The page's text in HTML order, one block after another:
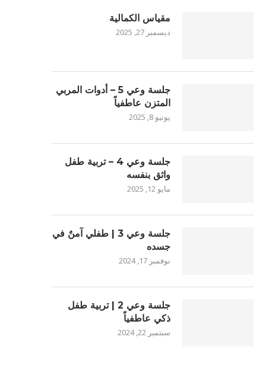
مقياس الكمالية
ديسمبر 27, 2025
جلسة وعي 5 – أدوات المربي
المتزن عاطفياً
يونيو 8, 2025
جلسة وعي 4 – تربية طفل
واثق بنفسه
مايو 12, 2025
جلسة وعي 3 | طفلي آمنٌ في
جسده
نوفمبر 17, 2024
جلسة وعي 2 | تربية طفل
ذكي عاطفياً
سبتمبر 22, 2024